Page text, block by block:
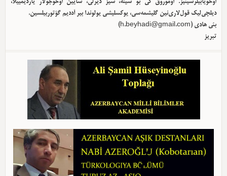
اوخویابیلرسینیز. اوموروق کی بو سیته، سیز دیرلی، سایین اوخوجولار یاردیمییلا،
دیلچی‌لیک قول‌لاری‌نین گلیشمه‌سی، یوکسلیشی یولوندا بیر آددیم گؤتوربیلسین.
بئی هادی (h.beyhadi@gmail.com
)
تبریز